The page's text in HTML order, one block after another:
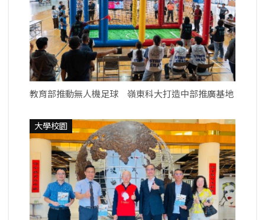
教育部推動無人機足球 嶺東科大打造中部推廣基地
大學校園